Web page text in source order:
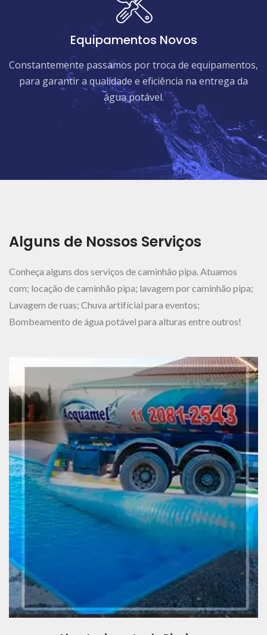
Equipamentos Novos
Constantemente passamos por troca de equipamentos,
para garantir a qualidade e eficiência na entrega da
água potável.
Alguns de Nossos Serviços
Conheça alguns dos serviços de caminhão pipa. Atuamos
com; locação de caminhão pipa; lavagem por caminhão pipa;
Lavagem de ruas; Chuva artifícial para eventos;
Bombeamento de água potável para alturas entre outros!